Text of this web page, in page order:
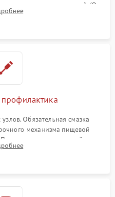
уплотнителей (O-
для надежного устранения
Обязательная смазка
механизма пищевой
Проведение программной
от кофейных масел.